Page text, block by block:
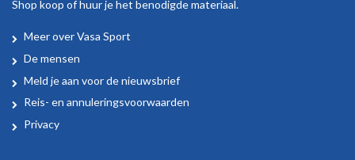
Shop koop of huur je het benodigde materiaal.
Over
Vasa
Sport
Meer over Vasa Sport
De mensen
Meld je aan voor de nieuwsbrief
Reis- en annuleringsvoorwaarden
Privacy